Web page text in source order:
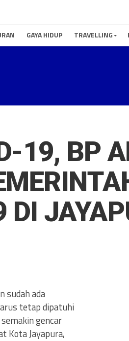
GAYA HIDUP TRAVELLING
19, BP
DI
sudah ada
tetap dipatuhi
gencar
Kota Jayapura,